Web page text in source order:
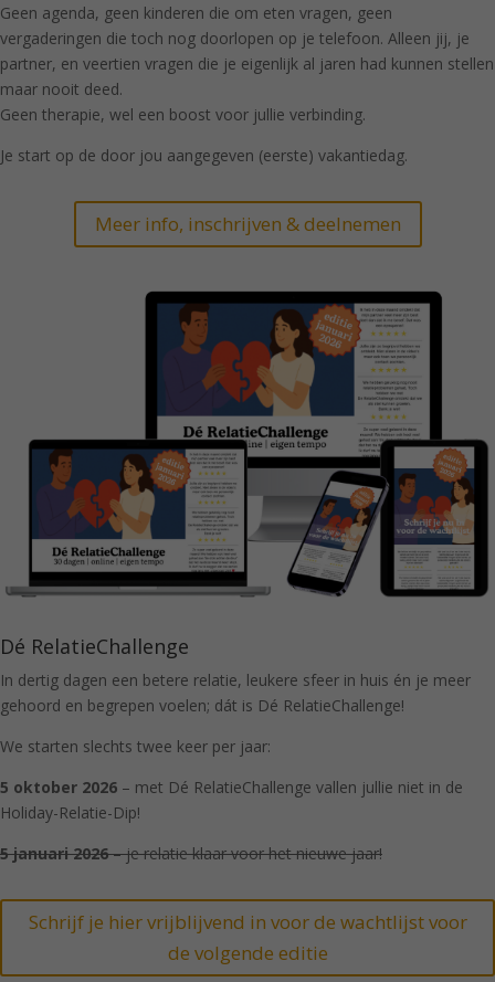
Geen agenda, geen kinderen die om eten vragen, geen
vergaderingen die toch nog doorlopen op je telefoon. Alleen jij, je
partner, en veertien vragen die je eigenlijk al jaren had kunnen stellen
maar nooit deed.
Geen therapie, wel een boost voor jullie verbinding.
Je start op de door jou aangegeven (eerste) vakantiedag.
Meer info, inschrijven & deelnemen
Dé RelatieChallenge
In dertig dagen een betere relatie, leukere sfeer in huis én je meer
gehoord en begrepen voelen; dát is Dé RelatieChallenge!
We starten slechts twee keer per jaar:
5 oktober 2026 – met Dé RelatieChallenge vallen jullie niet in de
Holiday-Relatie-Dip!
5 januari 2026– je relatie klaar voor het nieuwe jaar!
Schrijf je hier vrijblijvend in voor de wachtlijst voor
de volgende editie